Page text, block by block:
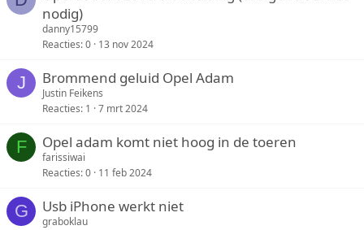
nodig)
danny15799
Reacties 0 13 nov 2024
J Brommend geluid Opel Adam
Justin Feikens
Reacties 1 7 mrt 2024
F Opel adam komt niet hoog in de toeren
farissiwai
Reacties 0 11 feb 2024
G Usb iPhone werkt niet
graboklau